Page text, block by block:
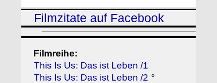
Filmzitate auf Facebook
Filmreihe:
This Is Us: Das ist Leben /1
This Is Us: Das ist Leben /2 °